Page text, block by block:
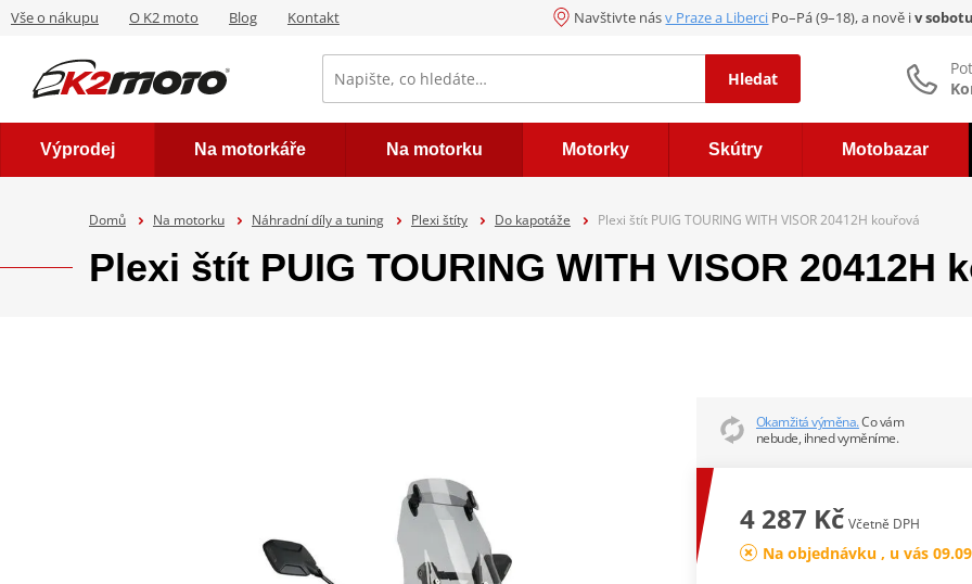
Vše o nákupu O K2 moto Blog Kontakt Navštivte násv Praze a Liberci Po–Pá (9–18), a nově iv sobotu
Hledat
Výprodej Na motorkáře Na motorku Motorky Skútry Motobazar
Domů Na motorku Náhradní díly a tuning Plexi štíty Do kapotáže Plexi štít PUIG TOURING WITH VISOR 20412H kouřová
Plexi štít PUIG TOURING WITH VISOR 20412H
Okamžitá výměna.Co vám
nebude, ihned vyměníme.
4 287 Kč Včetně DPH
Na objednávku , u vás